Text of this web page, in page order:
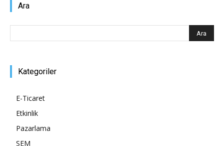
Ara
Kategoriler
E-Ticaret
Etkinlik
Pazarlama
SEM